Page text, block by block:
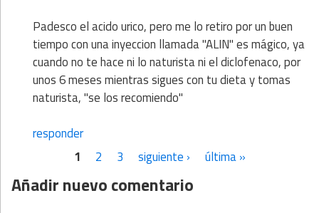
Padesco el acido urico, pero me lo retiro por un buen
tiempo con una inyeccion llamada "ALIN" es mágico, ya
cuando no te hace ni lo naturista ni el diclofenaco, por
unos 6 meses mientras sigues con tu dieta y tomas
naturista, "se los recomiendo"
responder
1 2 3 siguiente › última »
Añadir nuevo comentario